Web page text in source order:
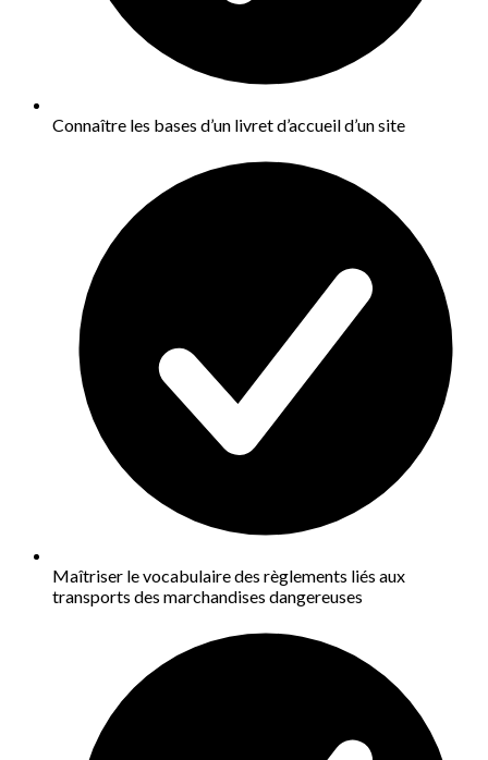
Connaître les bases d’un livret d’accueil d’un site
Maîtriser le vocabulaire des règlements liés aux
transports des marchandises dangereuses